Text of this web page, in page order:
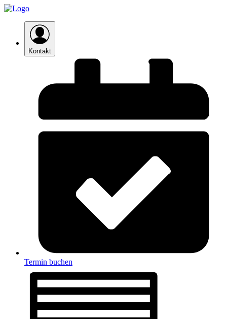
Kontakt
Termin buchen